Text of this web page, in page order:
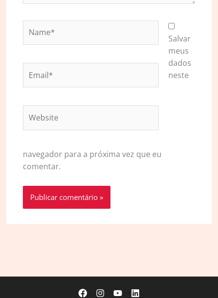
Salvar
meus
dados
neste
navegador para a próxima vez que eu
comentar.